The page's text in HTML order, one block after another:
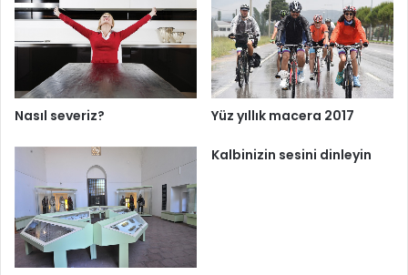
Nasıl severiz? Yüz yıllık macera 2017
Kalbinizin sesini dinleyin